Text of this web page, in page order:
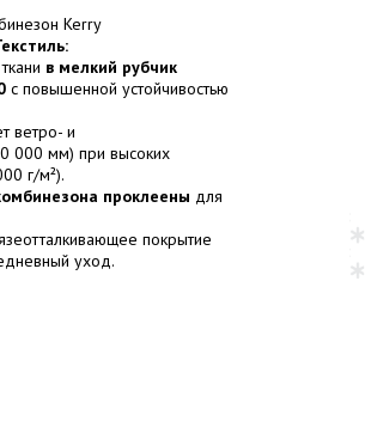
Kerry
в мелкий рубчик
с повышенной устойчивостью
ветро- и
000 мм) при высоких
г/м²).
проклеены для
покрытие
уход.